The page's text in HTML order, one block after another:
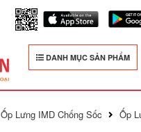
DANH MỤC SẢN PHẨM
Ốp Lưng IMD Chống Sốc Ốp